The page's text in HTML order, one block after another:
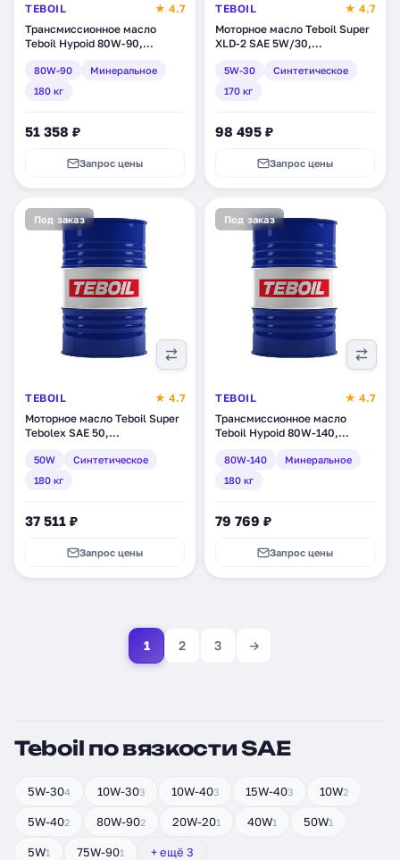
TEBOIL
★ 4.7
Трансмиссионное масло
Teboil Hypoid 80W-90,
80W-90
Минеральное
180 кг
51 358 ₽
Запрос цены
TEBOIL
★ 4.7
Моторное масло Teboil Super
XLD-2 SAE 5W/30,
306)
5W-30
Синтетическое
170 кг
98 495 ₽
Запрос цены
Под заказ
TEBOIL
★ 4.7
Моторное масло Teboil Super
Tebolex SAE 50,
301)
50W
Синтетическое
180 кг
37 511 ₽
Запрос цены
Под заказ
TEBOIL
★ 4.7
Трансмиссионное масло
Teboil Hypoid 80W-140,
80W-140
Минеральное
180 кг
79 769 ₽
Запрос цены
1 2 3 →
Teboil по вязкости SAE
5W-304 10W-303 10W-403 15W-403 10W2
5W-402 80W-902 20W-201 40W1 50W1
5W1 75W-901 + ещё 3